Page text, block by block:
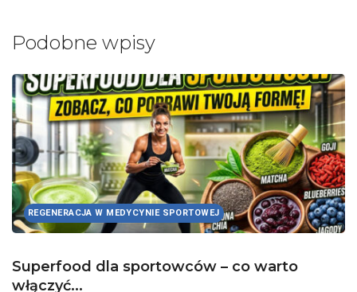
Podobne wpisy
UKŁAD MIĘŚNIOWY
Mięśnie strzałkowe długi i krótki